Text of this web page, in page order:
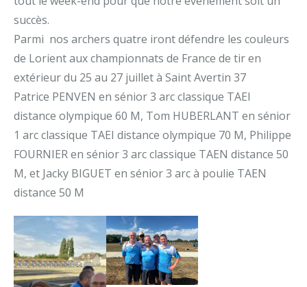
succès.
Parmi nos archers quatre iront défendre les couleurs
de Lorient aux championnats de France de tir en
extérieur du 25 au 27 juillet à Saint Avertin 37
Patrice PENVEN en sénior 3 arc classique TAEI
distance olympique 60 M, Tom HUBERLANT en sénior
1 arc classique TAEI distance olympique 70 M, Philippe
FOURNIER en sénior 3 arc classique TAEN distance 50
M, et Jacky BIGUET en sénior 3 arc à poulie TAEN
distance 50 M